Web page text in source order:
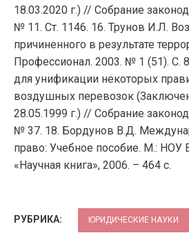
18.03.2020 г.) // Собрание
№ 11. Ст. 1146. 16. Трунов И.Л.
причиненного в результате
Профессионал. 2003. № 1 (51). С.
для унификации некоторых
воздушных перевозок
28.05.1999 г.) // Собрание
№ 37. 18. Бордунов В.Д.
право: Учебное пособие. М.: НОУ
«Научная книга», 2006. – 464 с.
РУБРИКА: ЮРИДИЧЕСКИЕ НАУКИ